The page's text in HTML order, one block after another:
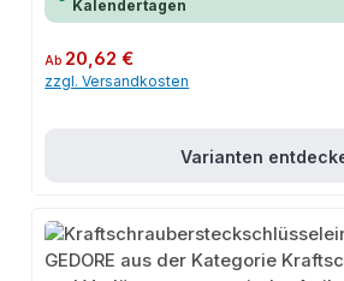
Kalendertagen
Regulärer Preis:
Ab 20,62 €
zzgl. Versandkosten
Varianten